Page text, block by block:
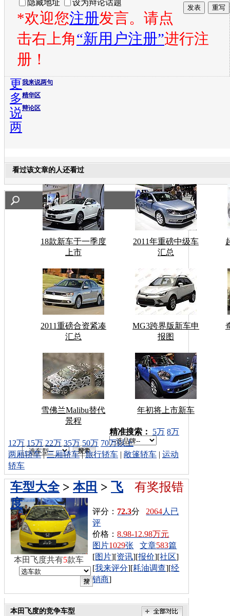
隐藏地址 设为辩论话题
*欢迎您注册发言。请点
击右上角“新用户注册”进行注
册！
我来说两句
精华区
辩论区
更
多
说
两
看过该文章的人还看过
18款新车于一季度
上市
2011年重磅中级车
汇总
2011重磅合资紧凑
汇总
MG3跨界版新车申
报图
雪佛兰Malibu替代
景程
年初将上市新车
车型搜索：
精准搜索： 5万 8万
12万 15万 22万 35万 50万 70万以上
两厢轿车|三厢轿车|旅行轿车 | 敞篷轿车 | 运动
轿车
有奖报错
车型大全> 本田 > 飞
度
评分： 72.3分 2064人已
评
价格：8.98-12.98万元
图片1029张 文章583篇
[图片][资讯][报价][社区]
[我来评分][耗油调查][经
销商]
本田飞度共有5款车
本田飞度的竞争车型